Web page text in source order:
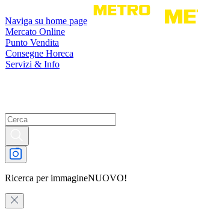
Naviga su home page
Mercato Online
Punto Vendita
Consegne Horeca
Servizi & Info
Ricerca per immagineNUOVO!